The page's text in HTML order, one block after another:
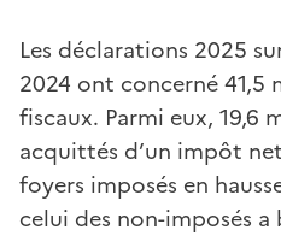
Les déclarations 2025
2024 ont concerné 41,5
fiscaux. Parmi eux, 19,6
acquittés d’un impôt
foyers imposés en
celui des non-imposés a